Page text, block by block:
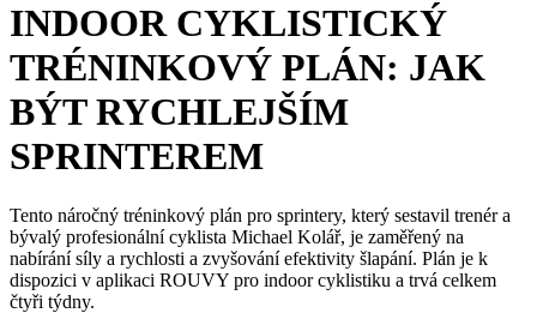
INDOOR CYKLISTICKÝ
TRÉNINKOVÝ PLÁN: JAK
BÝT RYCHLEJŠÍM
SPRINTEREM
Tento náročný tréninkový plán pro sprintery, který sestavil trenér a
bývalý profesionální cyklista Michael Kolář, je zaměřený na
nabírání síly a rychlosti a zvyšování efektivity šlapání. Plán je k
dispozici v aplikaci ROUVY pro indoor cyklistiku a trvá celkem
čtyři týdny.